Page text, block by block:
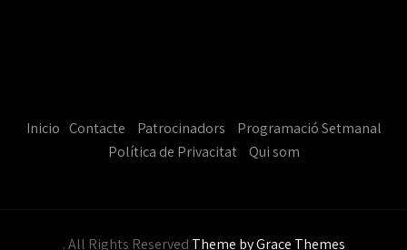
Inicio Contacte Patrocinadors
Programació Setmanal
Política de Privacitat
Qui som
. All Rights Reserved Theme by Grace Themes